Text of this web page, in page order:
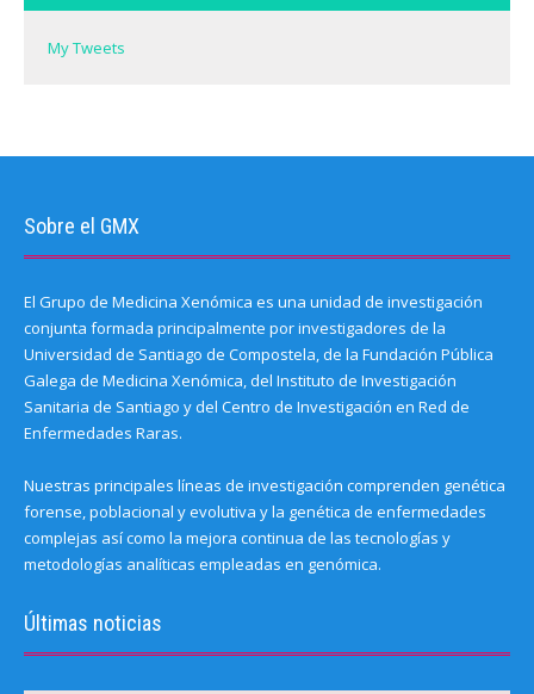
My Tweets
Sobre el GMX
El Grupo de Medicina Xenómica es una unidad de investigación
conjunta formada principalmente por investigadores de la
Universidad de Santiago de Compostela, de la Fundación Pública
Galega de Medicina Xenómica, del Instituto de Investigación
Sanitaria de Santiago y del Centro de Investigación en Red de
Enfermedades Raras.
Nuestras principales líneas de investigación comprenden genética
forense, poblacional y evolutiva y la genética de enfermedades
complejas así como la mejora continua de las tecnologías y
metodologías analíticas empleadas en genómica.
Últimas noticias